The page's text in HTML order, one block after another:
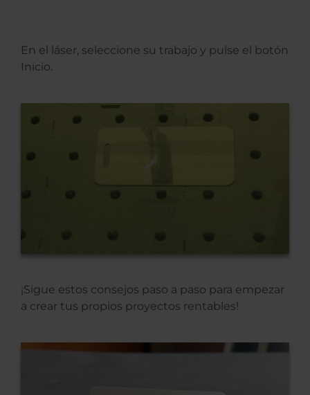
En el láser, seleccione su trabajo y pulse el botón
Inicio.
¡Sigue estos consejos paso a paso para empezar
a crear tus propios proyectos rentables!